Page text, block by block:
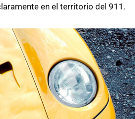
en el territorio del 911.